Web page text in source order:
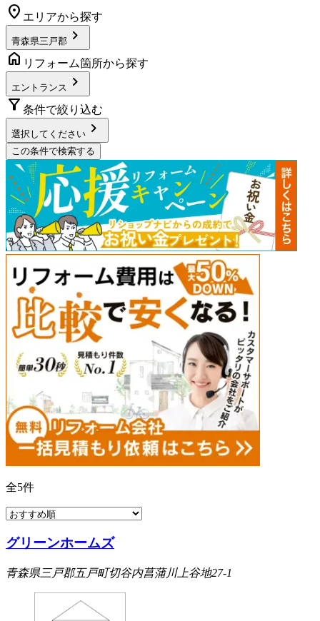
location_on エリアから探す
青森県三戸郡 chevron_right
home リフォーム箇所から探す
エントランス chevron_right
filter_alt 条件で絞り込む
選択してください chevron_right
この条件で検索する
全5件
グリーンホームズ
青森県三戸郡五戸町切谷内菖蒲川上谷地27-1